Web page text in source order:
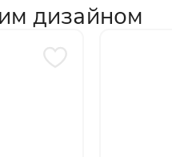
дизайном